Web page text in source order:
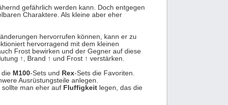
gefährlich werden kann. Doch entgegen
Charaktere. Als kleine aber eher
hervorrufen können, kann er zu
hervorragend mit dem kleinen
Frost bewirken und der Gegner auf diese
↑ , Brand ↑ und Frost ↑ verstärken.
die M100-Sets und Rex-Sets die Favoriten.
Ausrüstungsteile anlegen.
man eher auf Fluffigkeit legen, das die